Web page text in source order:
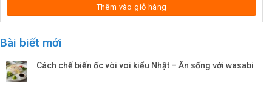
Thêm vào giỏ hàng
Bài biết mới
Cách chế biến ốc vòi voi kiểu Nhật – Ăn sống với wasabi